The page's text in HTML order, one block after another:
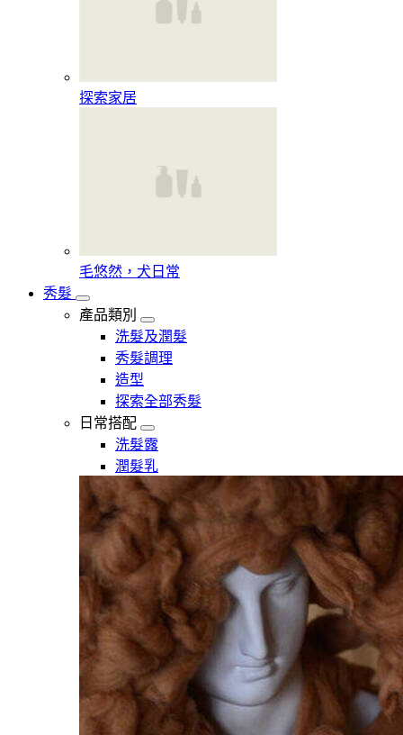
探索家居
毛悠然，犬日常
秀髮
產品類別
洗髮及潤髮
秀髮調理
造型
探索全部秀髮
日常搭配
洗髮露
潤髮乳